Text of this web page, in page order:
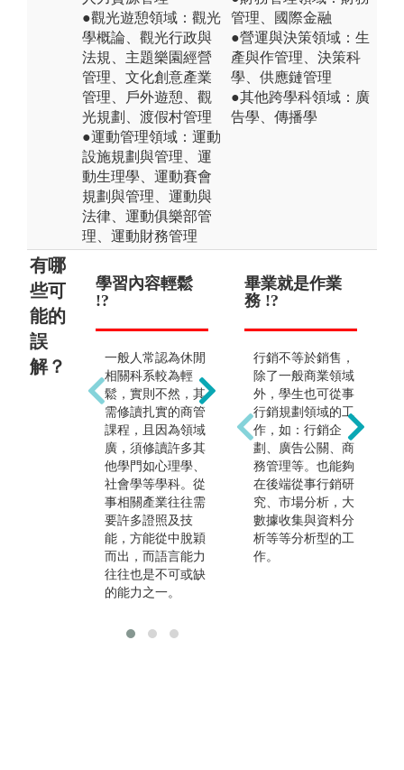
●觀光遊憩領域：觀光
學概論、觀光行政與
法規、主題樂園經營
管理、文化創意產業
管理、戶外遊憩、觀
光規劃、渡假村管理
●運動管理領域：運動
設施規劃與管理、運
動生理學、運動賽會
規劃與管理、運動與
法律、運動俱樂部管
理、運動財務管理
管理、國際金融
●營運與決策領域：生
產與作管理、決策科
學、供應鏈管理
●其他跨學科領域：廣
告學、傳播學
有哪
些可
能的
誤
解？
學習內容輕鬆
!?
一般人常認為休閒
相關科系較為輕
鬆，實則不然，其
需修讀扎實的商管
課程，且因為領域
廣，須修讀許多其
他學門如心理學、
社會學等學科。從
事相關產業往往需
要許多證照及技
能，方能從中脫穎
而出，而語言能力
往往也是不可或缺
的能力之一。
低薪酬少 !?
高移動性，為社會
大眾對於休閒產業
之負面工作印象，
但若能札實地學習
商管領域及休管領
域的知識，即能從
事企劃、指導、與
管理等級的工作，
而非一線的服務人
員。
畢業就是作業
務 !?
行銷不等於銷售，
除了一般商業領域
外，學生也可從事
行銷規劃領域的工
作，如：行銷企
劃、廣告公關、商
務管理等。也能夠
在後端從事行銷研
究、市場分析，大
數據收集與資料分
析等等分析型的工
作。